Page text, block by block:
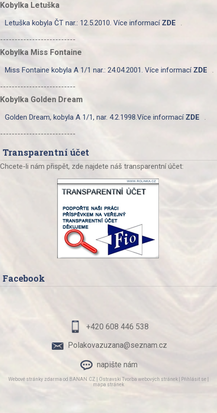
Kobylka Letuška
Letuška kobyla ČT nar.: 12.5.2010. Více informací ZDE
.
--------------------------
Kobylka Miss Fontaine
Miss Fontaine kobyla A 1/1 nar.: 24.04.2001. Více informací ZDE
.
--------------------------
Kobylka Golden Dream
Golden Dream, kobyla A 1/1, nar. 4.2.1998.Více informací ZDE
.
--------------------------
Transparentní účet
Chcete-li nám přispět, zde najdete náš transparentní účet:
Facebook
+420 608 446 538
Polakovazuzana@seznam.cz
napište nám
Webové stránky zdarma od BANAN.CZ Ostravski Tvorba webových stránek Přihlásit se
mapa stránek